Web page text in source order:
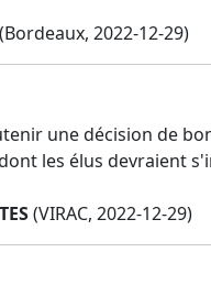
(Bordeaux, 2022-12-29)
une décision de
les élus devraient
(VIRAC, 2022-12-29)